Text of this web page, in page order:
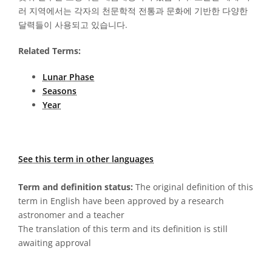
러 지역에서는 각자의 천문학적 전통과 문화에 기반한 다양한
달력들이 사용되고 있습니다.
Related Terms:
Lunar Phase
Seasons
Year
See this term in other languages
Term and definition status: The original definition of this
term in English have been approved by a research
astronomer and a teacher
The translation of this term and its definition is still
awaiting approval